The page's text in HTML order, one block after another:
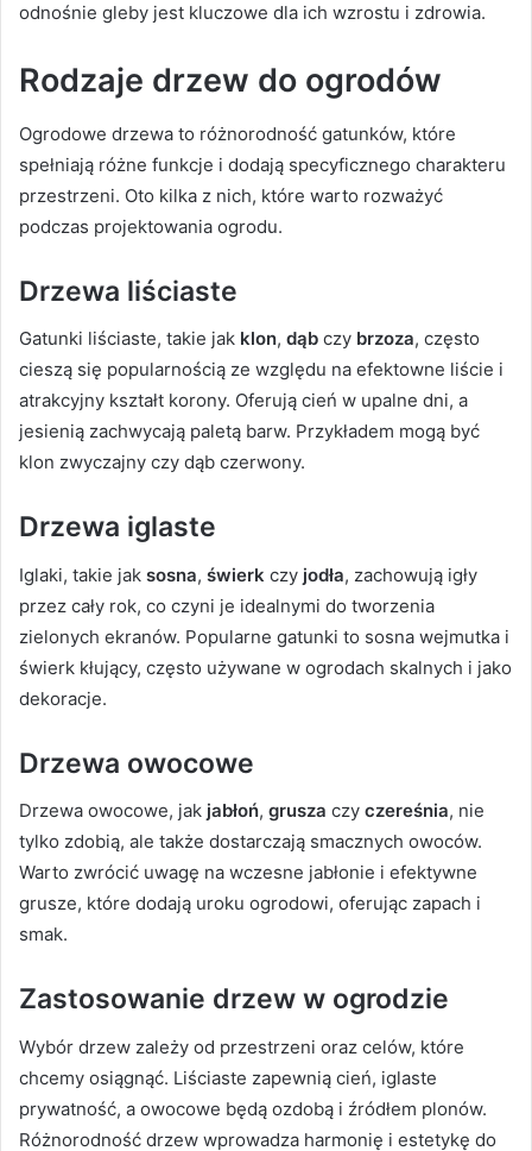
odnośnie gleby jest kluczowe dla ich wzrostu i zdrowia.
Rodzaje drzew do ogrodów
Ogrodowe drzewa to różnorodność gatunków, które
spełniają różne funkcje i dodają specyficznego charakteru
przestrzeni. Oto kilka z nich, które warto rozważyć
podczas projektowania ogrodu.
Drzewa liściaste
Gatunki liściaste, takie jak klon, dąb czy brzoza, często
cieszą się popularnością ze względu na efektowne liście i
atrakcyjny kształt korony. Oferują cień w upalne dni, a
jesienią zachwycają paletą barw. Przykładem mogą być
klon zwyczajny czy dąb czerwony.
Drzewa iglaste
Iglaki, takie jak sosna, świerk czy jodła, zachowują igły
przez cały rok, co czyni je idealnymi do tworzenia
zielonych ekranów. Popularne gatunki to sosna wejmutka i
świerk kłujący, często używane w ogrodach skalnych i jako
dekoracje.
Drzewa owocowe
Drzewa owocowe, jak jabłoń, grusza czy czereśnia, nie
tylko zdobią, ale także dostarczają smacznych owoców.
Warto zwrócić uwagę na wczesne jabłonie i efektywne
grusze, które dodają uroku ogrodowi, oferując zapach i
smak.
Zastosowanie drzew w ogrodzie
Wybór drzew zależy od przestrzeni oraz celów, które
chcemy osiągnąć. Liściaste zapewnią cień, iglaste
prywatność, a owocowe będą ozdobą i źródłem plonów.
Różnorodność drzew wprowadza harmonię i estetykę do